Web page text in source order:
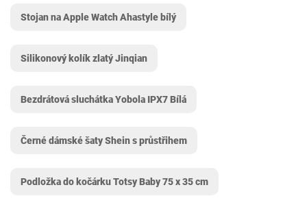
Stojan na Apple Watch Ahastyle bílý
Silikonový kolík zlatý Jinqian
Bezdrátová sluchátka Yobola IPX7 Bílá
Černé dámské šaty Shein s průstřihem
Podložka do kočárku Totsy Baby 75 x 35 cm